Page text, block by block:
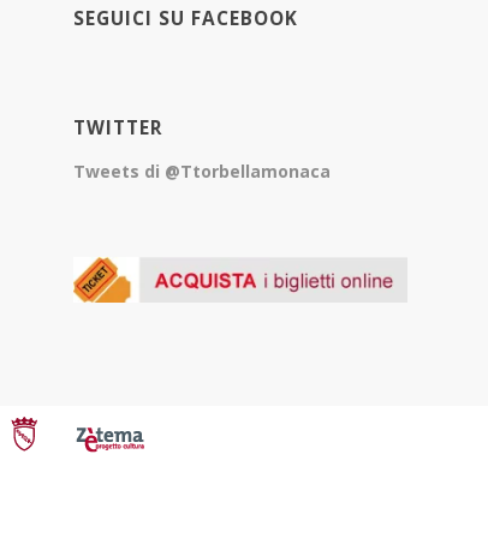
SEGUICI SU FACEBOOK
TWITTER
Tweets di @Ttorbellamonaca